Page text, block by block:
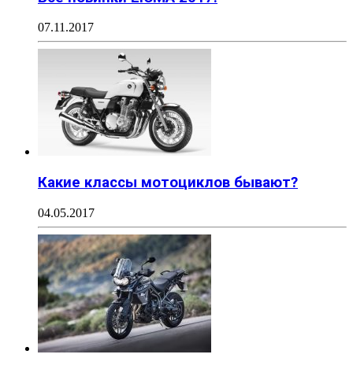
07.11.2017
Какие классы мотоциклов бывают?
04.05.2017